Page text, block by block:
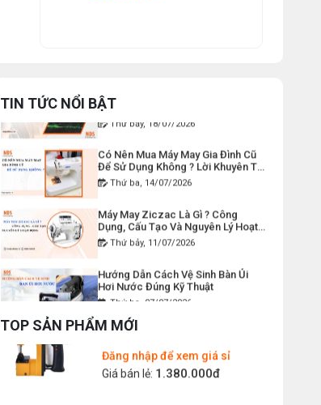
TIN TỨC NỔI BẬTDẫn Kiểm Tra Và Cách Khắc Phục
Từ A-Z
Để Sử Dụng Không ? Lời Khuyên Từ
Chuyên Gia
Thứ ba, 14/07/2026
Dụng, Cấu Tạo Và Nguyên Lý Hoạt
Động
Thứ bảy, 11/07/2026
Hơi Nước Đúng Kỹ Thuật
Thứ ba, 07/07/2026
Máy Trải Vải Công Nghiệp: Giải
May Tăng Năng Suất
Thứ bảy, 04/07/2026
TOP SẢN PHẨM MỚI
TAY YJ-65
Đăng nhập để xem giá sỉ
Giá bán lẻ:
120.000đ
PIN GK9-520
Đăng nhập để xem giá sỉ
Giá bán lẻ: 2.400.000đ
MÁY MAY BAO CẦM TAY GK9-
500 KHÔNG BÌNH DẦU
Giá bán lẻ:1.380.000đ